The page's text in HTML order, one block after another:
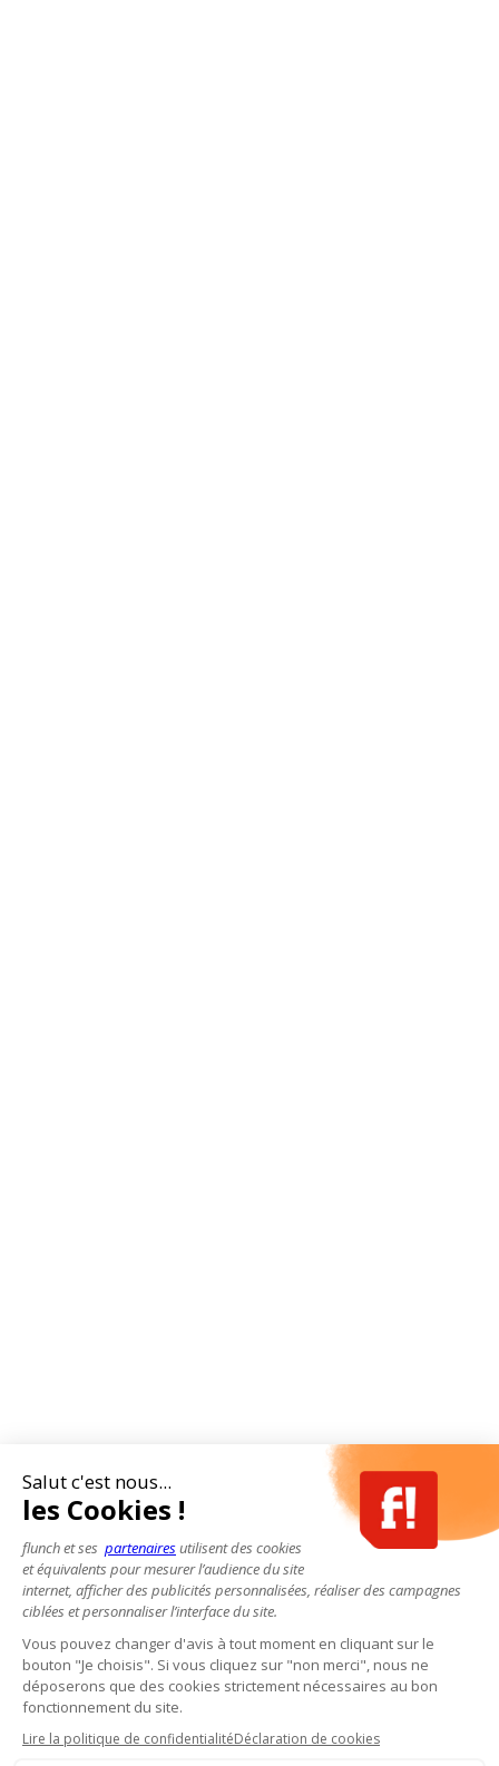
Salut c'est nous...
les Cookies !
flunch et ses partenairesutilisent des cookies
et équivalents pour mesurer l’audience du site
internet, afficher des publicités personnalisées, réaliser des campagnes
ciblées et personnaliser l’interface du site.
Vous pouvez changer d'avis à tout moment en cliquant sur le
bouton "Je choisis". Si vous cliquez sur "non merci", nous ne
déposerons que des cookies strictement nécessaires au bon
fonctionnement du site.
Lire la politique de confidentialitéDéclaration de cookies